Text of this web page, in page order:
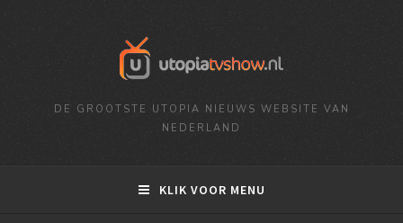
DE GROOTSTE UTOPIA NIEUWS WEBSITE VAN
NEDERLAND
KLIK VOOR MENU